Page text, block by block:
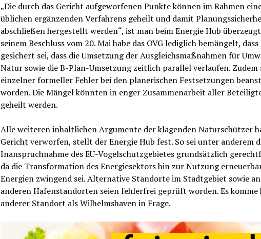
„Die durch das Gericht aufgeworfenen Punkte können im Rahmen
üblichen ergänzenden Verfahrens geheilt und damit
abschließen hergestellt werden“, ist man beim Energie Hub
seinem Beschluss vom 20. Mai habe das OVG lediglich bemängelt,
gesichert sei, dass die Umsetzung der Ausgleichsmaßnahmen für
Natur sowie die B-Plan-Umsetzung zeitlich parallel verlaufen. Zudem
einzelner formeller Fehler bei den planerischen Festsetzungen
worden. Die Mängel könnten in enger Zusammenarbeit aller
geheilt werden.
Alle weiteren inhaltlichen Argumente der klagenden Naturschützer
Gericht verworfen, stellt der Energie Hub fest. So sei unter anderem
Inanspruchnahme des EU-Vogelschutzgebietes grundsätzlich
da die Transformation des Energiesektors hin zur Nutzung
Energien zwingend sei. Alternative Standorte im Stadtgebiet sowie an
anderen Hafenstandorten seien fehlerfrei geprüft worden. Es komme
anderer Standort als Wilhelmshaven in Frage.